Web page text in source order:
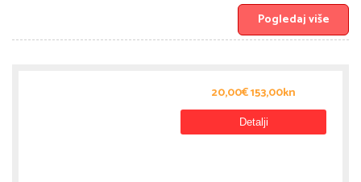
Pogledaj više
20,00€ 153,00kn
Detalji